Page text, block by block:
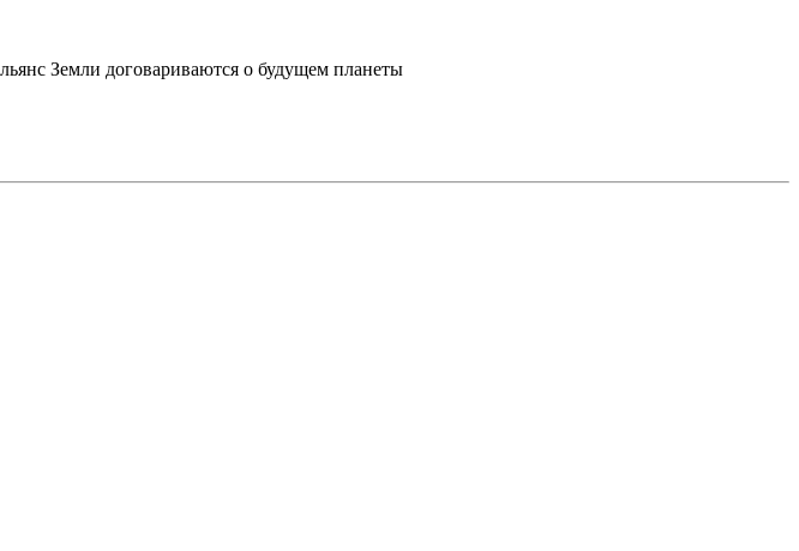
Земли договариваются о будущем планеты